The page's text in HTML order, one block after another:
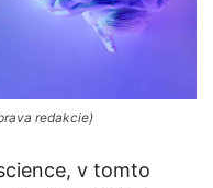
redakcie)
v tomto